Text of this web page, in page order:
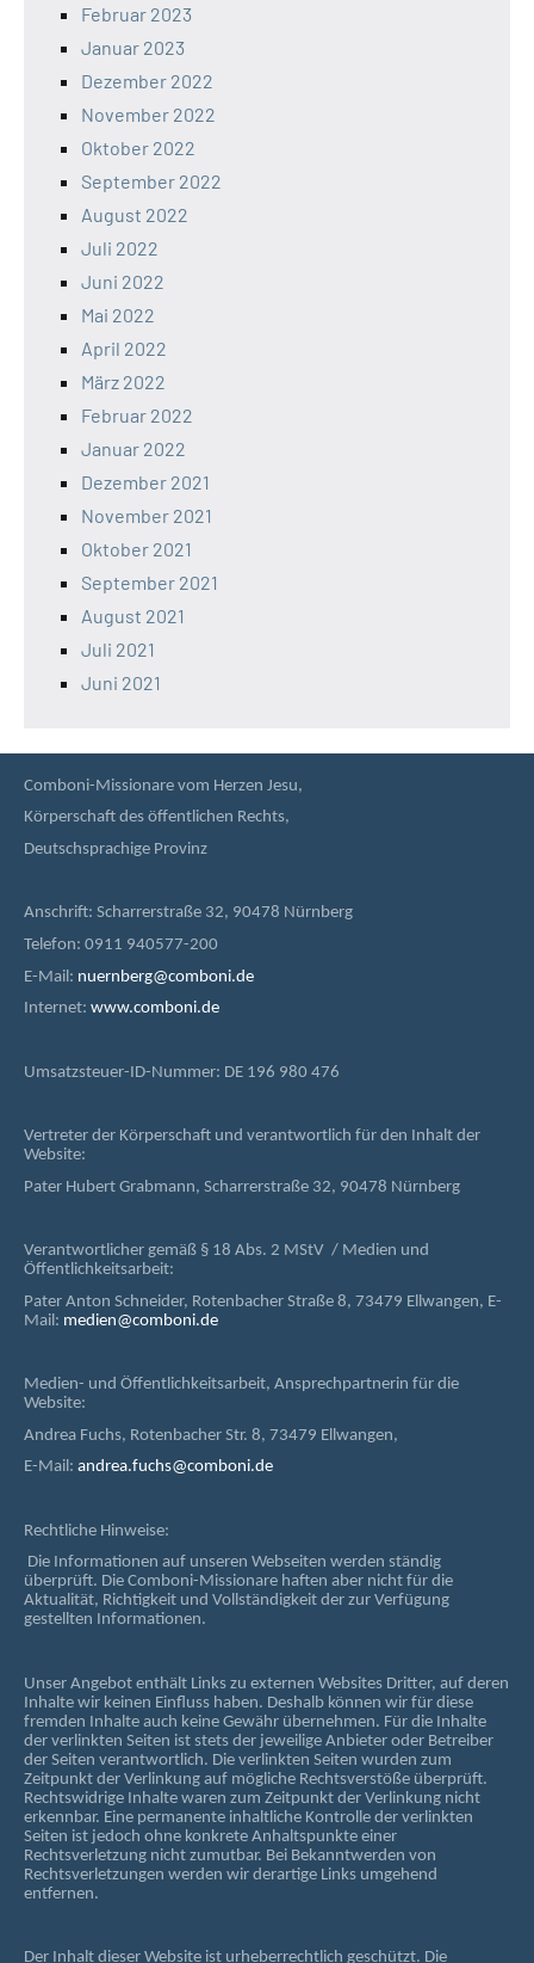
Februar 2023
Januar 2023
Dezember 2022
November 2022
Oktober 2022
September 2022
August 2022
Juli 2022
Juni 2022
Mai 2022
April 2022
März 2022
Februar 2022
Januar 2022
Dezember 2021
November 2021
Oktober 2021
September 2021
August 2021
Juli 2021
Juni 2021
Comboni-Missionare vom Herzen Jesu,
Körperschaft des öffentlichen Rechts,
Deutschsprachige Provinz
Anschrift: Scharrerstraße 32, 90478 Nürnberg
Telefon: 0911 940577-200
E-Mail: nuernberg@comboni.de
Internet: www.comboni.de
Umsatzsteuer-ID-Nummer: DE 196 980 476
Vertreter der Körperschaft und verantwortlich für den Inhalt der
Website:
Pater Hubert Grabmann, Scharrerstraße 32, 90478 Nürnberg
Verantwortlicher gemäß § 18 Abs. 2 MStV / Medien und
Öffentlichkeitsarbeit:
Pater Anton Schneider, Rotenbacher Straße 8, 73479 Ellwangen, E-
Mail: medien@comboni.de
Medien- und Öffentlichkeitsarbeit, Ansprechpartnerin für die
Website:
Andrea Fuchs, Rotenbacher Str. 8, 73479 Ellwangen,
E-Mail: andrea.fuchs@comboni.de
Rechtliche Hinweise:
Die Informationen auf unseren Webseiten werden ständig
überprüft. Die Comboni-Missionare haften aber nicht für die
Aktualität, Richtigkeit und Vollständigkeit der zur Verfügung
gestellten Informationen.
Unser Angebot enthält Links zu externen Websites Dritter, auf deren
Inhalte wir keinen Einfluss haben. Deshalb können wir für diese
fremden Inhalte auch keine Gewähr übernehmen. Für die Inhalte
der verlinkten Seiten ist stets der jeweilige Anbieter oder Betreiber
der Seiten verantwortlich. Die verlinkten Seiten wurden zum
Zeitpunkt der Verlinkung auf mögliche Rechtsverstöße überprüft.
Rechtswidrige Inhalte waren zum Zeitpunkt der Verlinkung nicht
erkennbar. Eine permanente inhaltliche Kontrolle der verlinkten
Seiten ist jedoch ohne konkrete Anhaltspunkte einer
Rechtsverletzung nicht zumutbar. Bei Bekanntwerden von
Rechtsverletzungen werden wir derartige Links umgehend
entfernen.
Der Inhalt dieser Website ist urheberrechtlich geschützt. Die